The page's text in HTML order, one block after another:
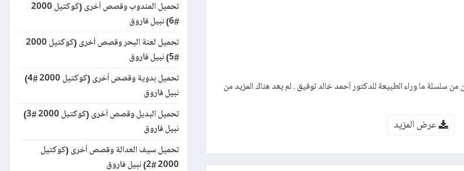
من سلسلة ما وراء الطبيعة للدكتور أحمد خالد توفيق . لم يعد هناك المزيد من
عرض المزيد
تحميل المندوب وقصص أخرى (كوكتيل 2000
#6) نبيل فاروق
تحميل لعنة البحر وقصص أخرى (كوكتيل 2000
#5) نبيل فاروق
تحميل بدوية وقصص أخرى (كوكتيل 2000 #4)
نبيل فاروق
تحميل البديل وقصص أخرى (كوكتيل 2000 #3)
نبيل فاروق
تحميل سيف العدالة وقصص أخرى (كوكتيل
2000 #2) نبيل فاروق